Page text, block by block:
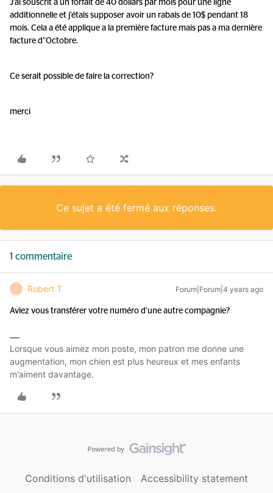
J’ai souscrit a un forfait de 40 dollars par mois pour une ligne
additionnelle et j’étais supposer avoir un rabais de 10$ pendant 18
mois. Cela a été applique a la première facture mais pas a ma dernière
facture d”Octobre.
Ce serait possible de faire la correction?
merci
Ce sujet a été fermé aux réponses.
1 commentaire
R Robert T Forum|Forum|4 years ago
Aviez vous transférer votre numéro d’une autre compagnie?
Lorsque vous aimez mon poste, mon patron me donne une
augmentation, mon chien est plus heureux et mes enfants
m'aiment davantage.
Conditions d'utilisation Accessibility statement